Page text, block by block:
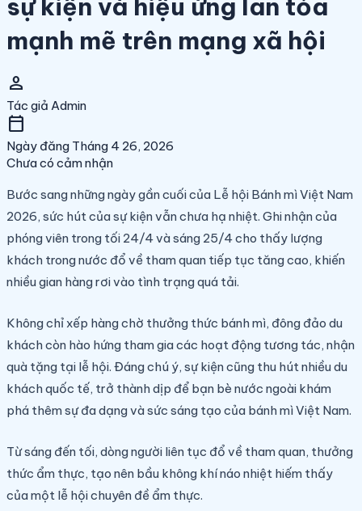
sự kiện và hiệu ứng lan tỏa
mạnh mẽ trên mạng xã hội
person
Tác giả Admin
calendar_today
Ngày đăng Tháng 4 26, 2026
Chưa có cảm nhận
Bước sang những ngày gần cuối của Lễ hội Bánh mì Việt Nam
2026, sức hút của sự kiện vẫn chưa hạ nhiệt. Ghi nhận của
phóng viên trong tối 24/4 và sáng 25/4 cho thấy lượng
khách trong nước đổ về tham quan tiếp tục tăng cao, khiến
nhiều gian hàng rơi vào tình trạng quá tải.
Không chỉ xếp hàng chờ thưởng thức bánh mì, đông đảo du
khách còn hào hứng tham gia các hoạt động tương tác, nhận
quà tặng tại lễ hội. Đáng chú ý, sự kiện cũng thu hút nhiều du
khách quốc tế, trở thành dịp để bạn bè nước ngoài khám
phá thêm sự đa dạng và sức sáng tạo của bánh mì Việt Nam.
Từ sáng đến tối, dòng người liên tục đổ về tham quan, thưởng
thức ẩm thực, tạo nên bầu không khí náo nhiệt hiếm thấy
của một lễ hội chuyên đề ẩm thực.